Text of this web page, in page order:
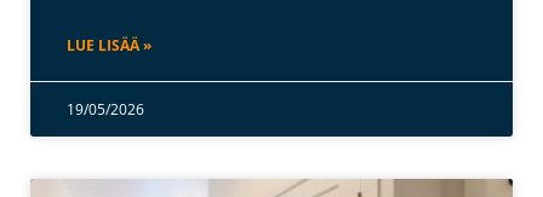
LUE LISÄÄ »
19/05/2026